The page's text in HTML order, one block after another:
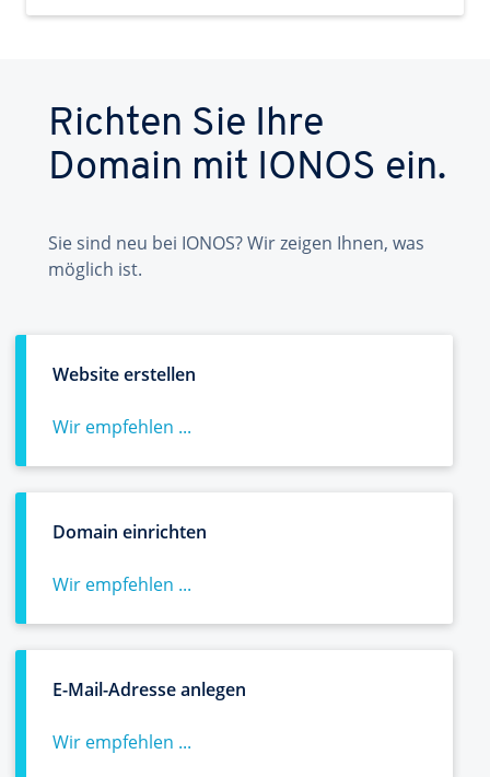
Richten Sie Ihre
Domain mit IONOS ein.
Sie sind neu bei IONOS? Wir zeigen Ihnen, was
möglich ist.
Website erstellen
Wir empfehlen ...
Domain einrichten
Wir empfehlen ...
E-Mail-Adresse anlegen
Wir empfehlen ...